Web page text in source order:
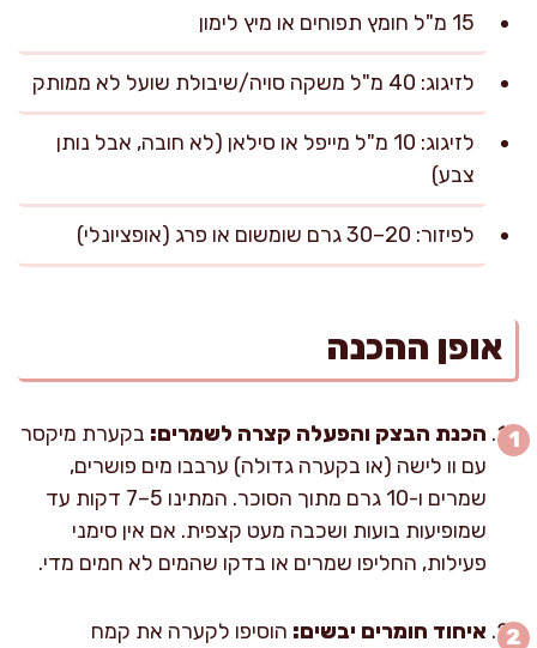
15 מ"ל חומץ תפוחים או מיץ לימון
לזיגוג: 40 מ"ל משקה סויה/שיבולת שועל לא ממותק
לזיגוג: 10 מ"ל מייפל או סילאן (לא חובה, אבל נותן
צבע)
לפיזור: 20–30 גרם שומשום או פרג (אופציונלי)
אופן ההכנה
הכנת הבצק והפעלה קצרה לשמרים: בקערת מיקסר
עם וו לישה (או בקערה גדולה) ערבבו מים פושרים,
שמרים ו-10 גרם מתוך הסוכר. המתינו 5–7 דקות עד
שמופיעות בועות ושכבה מעט קצפית. אם אין סימני
פעילות, החליפו שמרים או בדקו שהמים לא חמים מדי.
איחוד חומרים יבשים: הוסיפו לקערה את קמח